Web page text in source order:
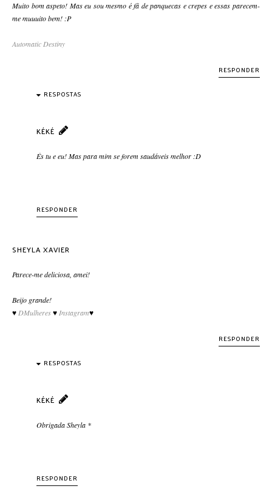
Muito bom aspeto! Mas eu sou mesmo é fã de panquecas e crepes e essas parecem-
me muuuito bem! :P
Automatic Destiny
RESPONDER
RESPOSTAS
KÉKÉ
És tu e eu! Mas para mim se forem saudáveis melhor :D
RESPONDER
SHEYLA XAVIER
Parece-me deliciosa, amei!
Beijo grande!
♥DMulheres♥Instagram♥
RESPONDER
RESPOSTAS
KÉKÉ
Obrigada Sheyla *
RESPONDER